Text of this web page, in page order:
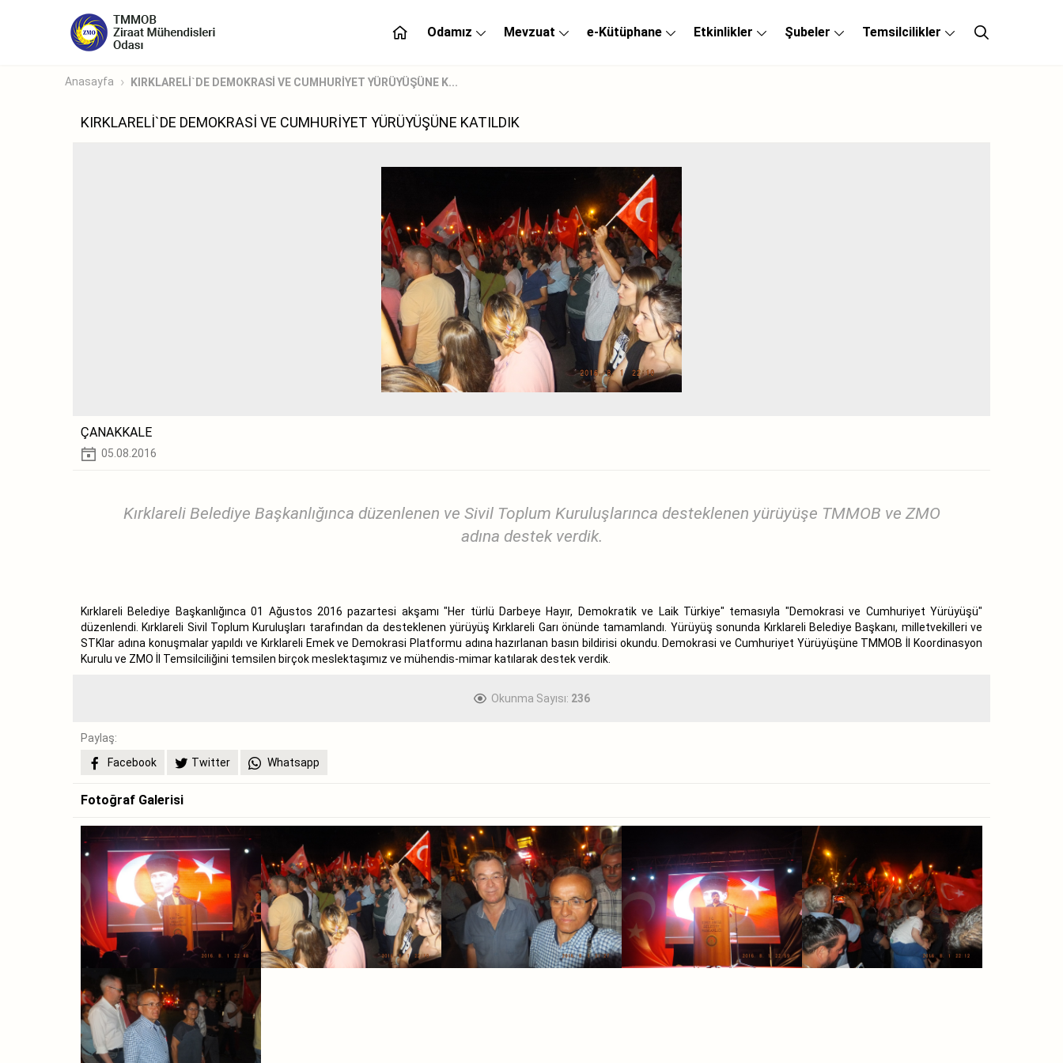
Odamız Mevzuat e-Kütüphane Etkinlikler Şubeler Temsilcilikler
Anasayfa KIRKLARELİ`DE DEMOKRASİ VE CUMHURİYET YÜRÜYÜŞÜNE K...
KIRKLARELİ`DE DEMOKRASİ VE CUMHURİYET YÜRÜYÜŞÜNE KATILDIK
ÇANAKKALE
05.08.2016
Kırklareli Belediye Başkanlığınca düzenlenen ve Sivil Toplum Kuruluşlarınca desteklenen yürüyüşe TMMOB ve ZMO
adına destek verdik.
Kırklareli Belediye Başkanlığınca 01 Ağustos 2016 pazartesi akşamı "Her türlü Darbeye Hayır, Demokratik ve Laik Türkiye" temasıyla "Demokrasi ve Cumhuriyet Yürüyüşü"
düzenlendi. Kırklareli Sivil Toplum Kuruluşları tarafından da desteklenen yürüyüş Kırklareli Garı önünde tamamlandı. Yürüyüş sonunda Kırklareli Belediye Başkanı, milletvekilleri ve
STKlar adına konuşmalar yapıldı ve Kırklareli Emek ve Demokrasi Platformu adına hazırlanan basın bildirisi okundu. Demokrasi ve Cumhuriyet Yürüyüşüne TMMOB İl Koordinasyon
Kurulu ve ZMO İl Temsilciliğini temsilen birçok meslektaşımız ve mühendis-mimar katılarak destek verdik.
Okunma Sayısı: 236
Paylaş:
Facebook
Twitter Whatsapp
Fotoğraf Galerisi